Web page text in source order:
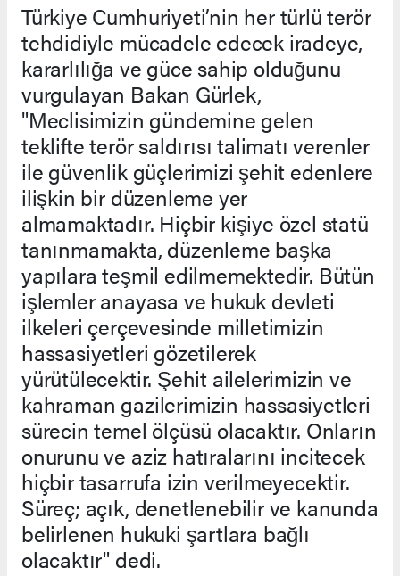
Türkiye Cumhuriyeti’nin her türlü terör
tehdidiyle mücadele edecek iradeye,
kararlılığa ve güce sahip olduğunu
vurgulayan Bakan Gürlek,
"Meclisimizin gündemine gelen
teklifte terör saldırısı talimatı verenler
ile güvenlik güçlerimizi şehit edenlere
ilişkin bir düzenleme yer
almamaktadır. Hiçbir kişiye özel statü
tanınmamakta, düzenleme başka
yapılara teşmil edilmemektedir. Bütün
işlemler anayasa ve hukuk devleti
ilkeleri çerçevesinde milletimizin
hassasiyetleri gözetilerek
yürütülecektir. Şehit ailelerimizin ve
kahraman gazilerimizin hassasiyetleri
sürecin temel ölçüsü olacaktır. Onların
onurunu ve aziz hatıralarını incitecek
hiçbir tasarrufa izin verilmeyecektir.
Süreç; açık, denetlenebilir ve kanunda
belirlenen hukuki şartlara bağlı
olacaktır" dedi.